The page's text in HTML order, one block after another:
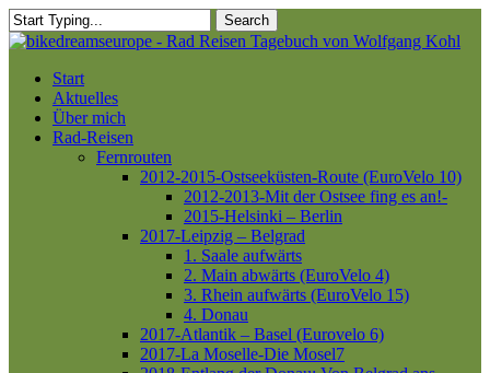
Skip
to
content
Search
Close
Menu
Start
Aktuelles
Über mich
Rad-Reisen
Fernrouten
2012-2015-Ostseeküsten-Route (EuroVelo 10)
2012-2013-Mit der Ostsee fing es an!-
2015-Helsinki – Berlin
2017-Leipzig – Belgrad
1. Saale aufwärts
2. Main abwärts (EuroVelo 4)
3. Rhein aufwärts (EuroVelo 15)
4. Donau
2017-Atlantik – Basel (Eurovelo 6)
2017-La Moselle-Die Mosel7